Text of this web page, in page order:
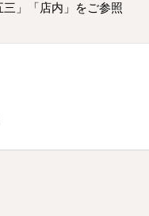
」「店内」をご参照